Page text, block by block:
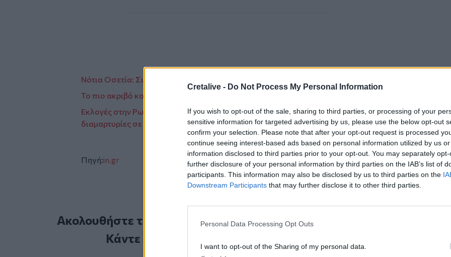
Cretalive - Do Not Process My Personal Information
If you wish to opt-out of the sale, sharing to third parties, or processing of your
sensitive information for targeted advertising by us, please use the below opt-out
confirm your selection. Please note that after your opt-out request is processed
continue seeing interest-based ads based on personal information utilized by us
information disclosed to third parties prior to your opt-out. You may separately
further disclosure of your personal information by third parties on the IAB’s list of
participants. This information may also be disclosed by us to third parties on the
Downstream Participants that may further disclose it to other third parties.
Personal Data Processing Opt Outs
I want to opt-out of the Sharing of my personal data.
Νότια Οσετία: Συζητά την ένταξη της στην Ρωσία
Το πιο ακριβό κομμάτι Lego πωλήθηκε 13.000 ευρώ
Εκλογές στην Ρωσία: Συνεργάτες του Ναβάλνι μεταδίδουν εικόνες με
διαμαρτυρίες σε διάφορες περιοχές της χώρας
Πηγή:in.gr
Ακολουθήστε το Cretalive στοGoogle Newsκαι στο
Κάντε εγγραφή στο κανάλι μας στο